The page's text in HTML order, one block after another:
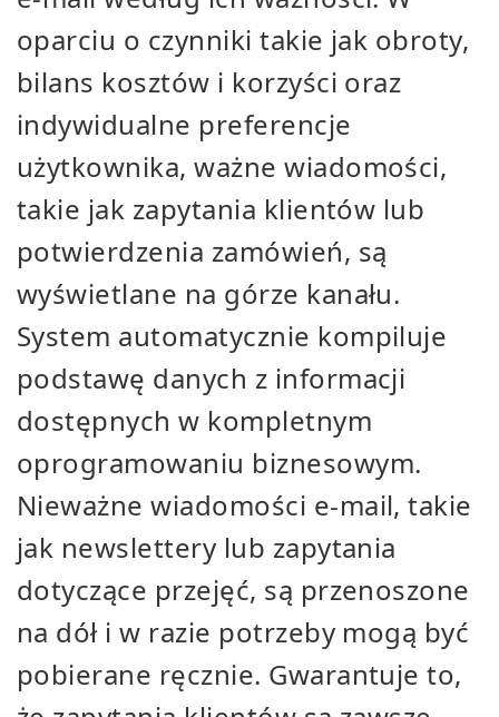
oparciu o czynniki takie jak obroty,
bilans kosztów i korzyści oraz
indywidualne preferencje
użytkownika, ważne wiadomości,
takie jak zapytania klientów lub
potwierdzenia zamówień, są
wyświetlane na górze kanału.
System automatycznie kompiluje
podstawę danych z informacji
dostępnych w kompletnym
oprogramowaniu biznesowym.
Nieważne wiadomości e-mail, takie
jak newslettery lub zapytania
dotyczące przejęć, są przenoszone
na dół i w razie potrzeby mogą być
pobierane ręcznie. Gwarantuje to,